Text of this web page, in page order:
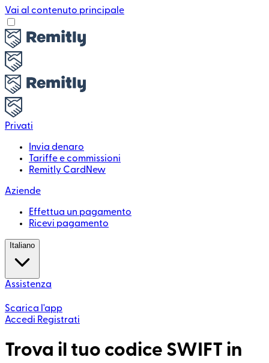
Vai al contenuto principale
Privati
Invia denaro
Tariffe e commissioni
Remitly Card New
Aziende
Effettua un pagamento
Ricevi pagamento
Italiano
Assistenza
Scarica l'app
Accedi Registrati
Trova il tuo codice SWIFT in